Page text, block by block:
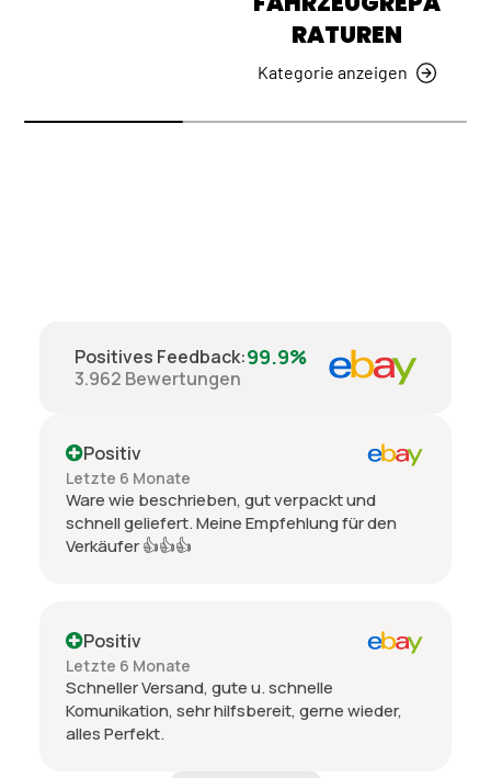
RATUREN
Kategorie anzeigen
Positives Feedback:99.9%
3.962 Bewertungen
Positiv
Letzte 6 Monate
Ware wie beschrieben, gut verpackt und
schnell geliefert. Meine Empfehlung für den
Verkäufer 👍👍👍
Positiv
Letzte 6 Monate
Schneller Versand, gute u. schnelle
Komunikation, sehr hilfsbereit, gerne wieder,
alles Perfekt.